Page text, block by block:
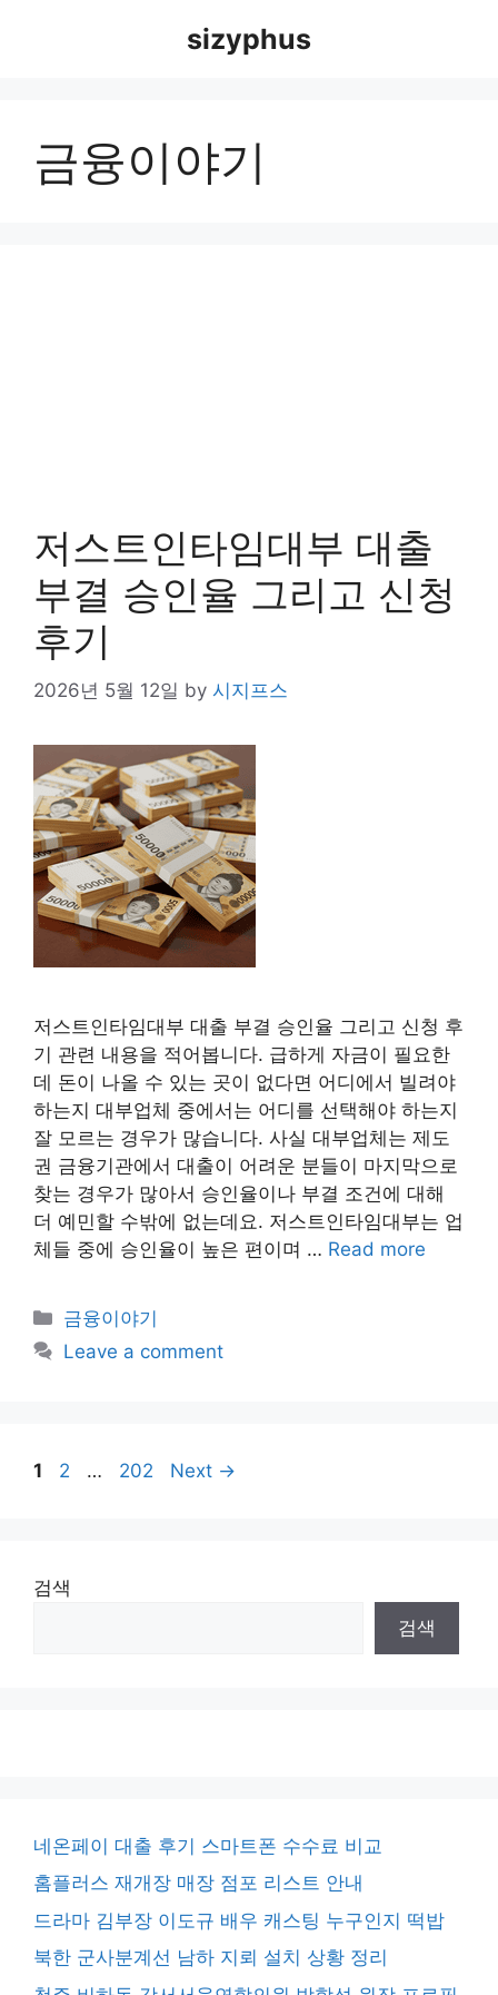
sizyphus
금융이야기
저스트인타임대부 대출
부결 승인율 그리고 신청
후기
2026년 5월 12일 by 시지프스
저스트인타임대부 대출 부결 승인율 그리고 신청 후
기 관련 내용을 적어봅니다. 급하게 자금이 필요한
데 돈이 나올 수 있는 곳이 없다면 어디에서 빌려야
하는지 대부업체 중에서는 어디를 선택해야 하는지
잘 모르는 경우가 많습니다. 사실 대부업체는 제도
권 금융기관에서 대출이 어려운 분들이 마지막으로
찾는 경우가 많아서 승인율이나 부결 조건에 대해
더 예민할 수밖에 없는데요. 저스트인타임대부는 업
체들 중에 승인율이 높은 편이며 … Read more
Categories
금융이야기
Leave a comment
Page
1 Page
2 … Page
202 Next →
검색
검색
네온페이 대출 후기 스마트폰 수수료 비교
홈플러스 재개장 매장 점포 리스트 안내
드라마 김부장 이도규 배우 캐스팅 누구인지 떡밥
북한 군사분계선 남하 지뢰 설치 상황 정리